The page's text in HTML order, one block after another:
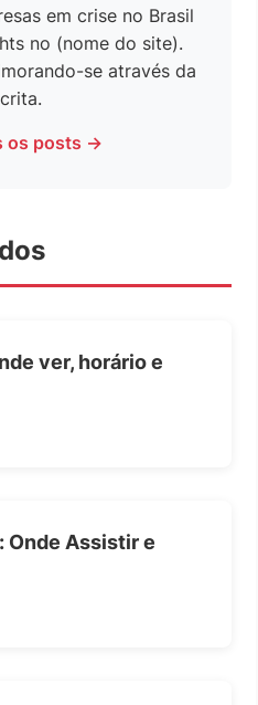
em crise no Brasil
no (nome do site).
se através da
os posts →
ver, horário e
Onde Assistir e